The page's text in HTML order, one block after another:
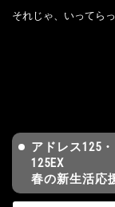
それじゃ、いってら
アドレス125
125EX
春の新生活応